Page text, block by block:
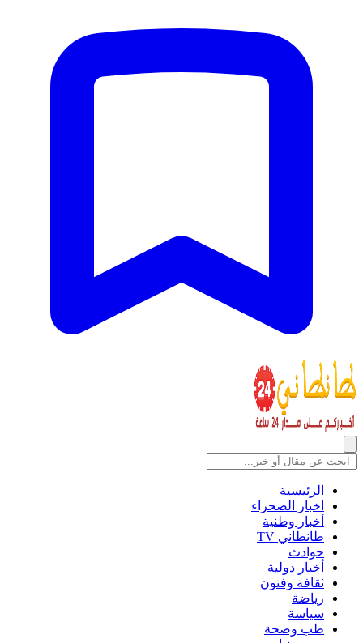
الرئيسية
اخبار الصحراء
أخبار وطنية
طانطاني TV
حوادث
أخبار دولية
ثقافة وفنون
رياضة
سياسة
طب وصحة